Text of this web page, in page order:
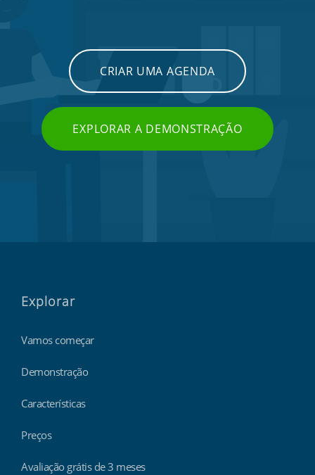
CRIAR UMA AGENDA
EXPLORAR A DEMONSTRAÇÃO
Explorar
Vamos começar
Demonstração
Características
Preços
Avaliação grátis de 3 meses